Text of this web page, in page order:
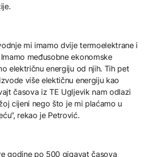
mi imamo dvije termoelektrane i
međusobne ekonomske
električnu energiju od njih. Tih pet
više elektičnu energiju kao
časova iz TE Ugljevik nam odlazi
cijeni nego što je mi plaćamo u
rekao je Petrović.
godine po 500 gigavat časova